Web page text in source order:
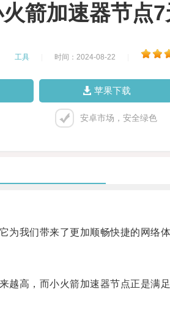
箭加速器节点7
工具 时间：2024-08-22
苹果下载
安卓市场，安全绿色
我们带来了更加顺畅快捷的网络体
高，而小火箭加速器节点正是满足